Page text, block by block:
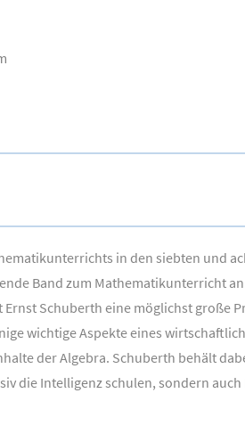
in den siebten und
Band zum Mathematikunterricht
Schuberth eine möglichst große
wichtige Aspekte eines
der Algebra. Schuberth behält
die Intelligenz schulen, sondern